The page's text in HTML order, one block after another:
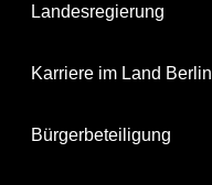
Landesregierung
Karriere im Land Berlin
Bürgerbeteiligung